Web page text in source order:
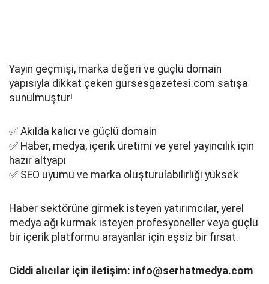
Yayın geçmişi, marka değeri ve güçlü domain
yapısıyla dikkat çeken gursesgazetesi.com satışa
sunulmuştur!
✅ Akılda kalıcı ve güçlü domain
✅ Haber, medya, içerik üretimi ve yerel yayıncılık için
hazır altyapı
✅ SEO uyumu ve marka oluşturulabilirliği yüksek
Haber sektörüne girmek isteyen yatırımcılar, yerel
medya ağı kurmak isteyen profesyoneller veya güçlü
bir içerik platformu arayanlar için eşsiz bir fırsat.
Ciddi alıcılar için iletişim: info@serhatmedya.com